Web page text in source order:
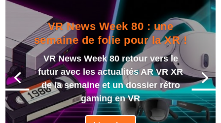
VR News Week 80 : une
semaine de folie pour la XR !
VR News Week 80 retour vers le
futur avec les actualités AR VR XR
de la semaine et un dossier rétro
gaming en VR